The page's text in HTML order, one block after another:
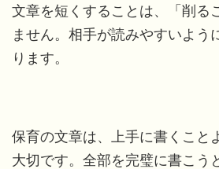
文章を短くすることは、「削る
ません。相手が読みやすいよう
ります。
保育の文章は、上手に書くこと
大切です。全部を完璧に書こう